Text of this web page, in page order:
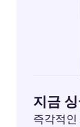
지금
즉각적